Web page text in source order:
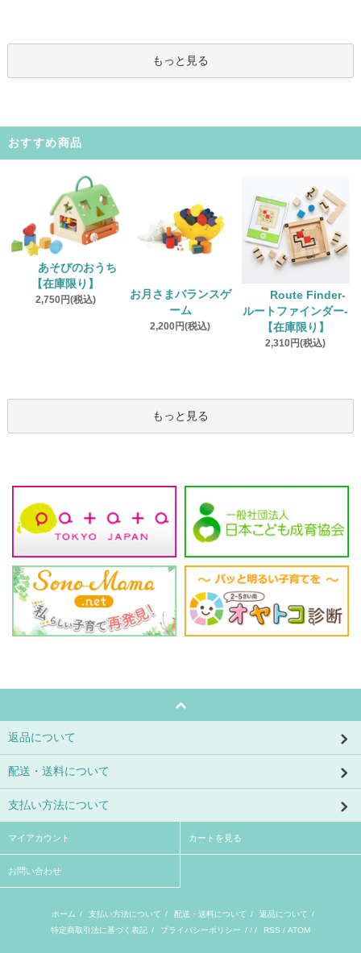
もっと見る
おすすめ商品
あそびのおうち
【在庫限り】
2,750円(税込)
お月さまバランスゲ
ーム
2,200円(税込)
Route Finder‐
ルートファインダー‐
【在庫限り】
2,310円(税込)
もっと見る
返品について
配送・送料について
支払い方法について
マイアカウント カートを見る
お問い合わせ
ホーム / 支払い方法について / 配送・送料について / 返品について /
特定商取引法に基づく表記 / プライバシーポリシー / / / RSS / ATOM